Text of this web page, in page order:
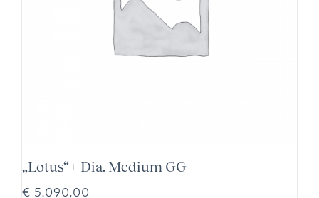
„Lotus“+ Dia. Medium GG
€ 5.090,00